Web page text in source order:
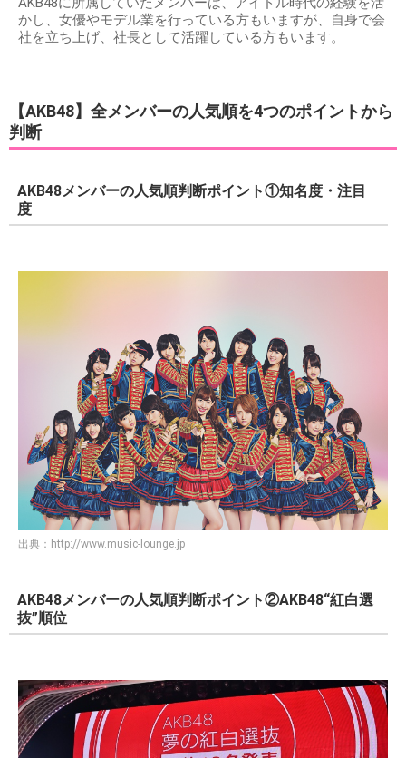
かし、女優やモデル業を行っている方もいますが、自身で会
社を立ち上げ、社長として活躍している方もいます。
【AKB48】全メンバーの人気順を4つのポイントから
判断
AKB48メンバーの人気順判断ポイント①知名度・注目
度
出典： http://www.music-lounge.jp
AKB48メンバーの人気順判断ポイント②AKB48“紅白選
抜”順位